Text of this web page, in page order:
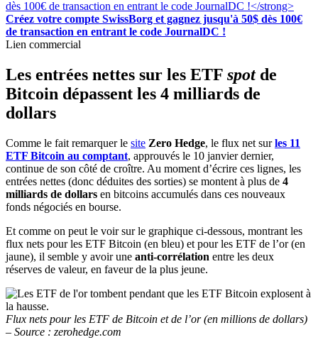
Créez votre compte SwissBorg et gagnez jusqu'à 50$ dès 100€
de transaction en entrant le code JournalDC !
Lien commercial
Les entrées nettes sur les ETF spotde
Bitcoin dépassent les 4 milliards de
dollars
Comme le fait remarquer le site Zero Hedge, le flux net surles 11
ETF Bitcoin au comptant, approuvés le 10 janvier dernier,
continue de son côté de croître. Au moment d’écrire ces lignes, les
entrées nettes (donc déduites des sorties) se montent à plus de 4
milliards de dollars en bitcoins accumulés dans ces nouveaux
fonds négociés en bourse.
Et comme on peut le voir sur le graphique ci-dessous, montrant les
flux nets pour les ETF Bitcoin (en bleu) et pour les ETF de l’or (en
jaune), il semble y avoir une anti-corrélation entre les deux
réserves de valeur, en faveur de la plus jeune.
Flux nets pour les ETF de Bitcoin et de l’or (en millions de dollars)
– Source : zerohedge.com